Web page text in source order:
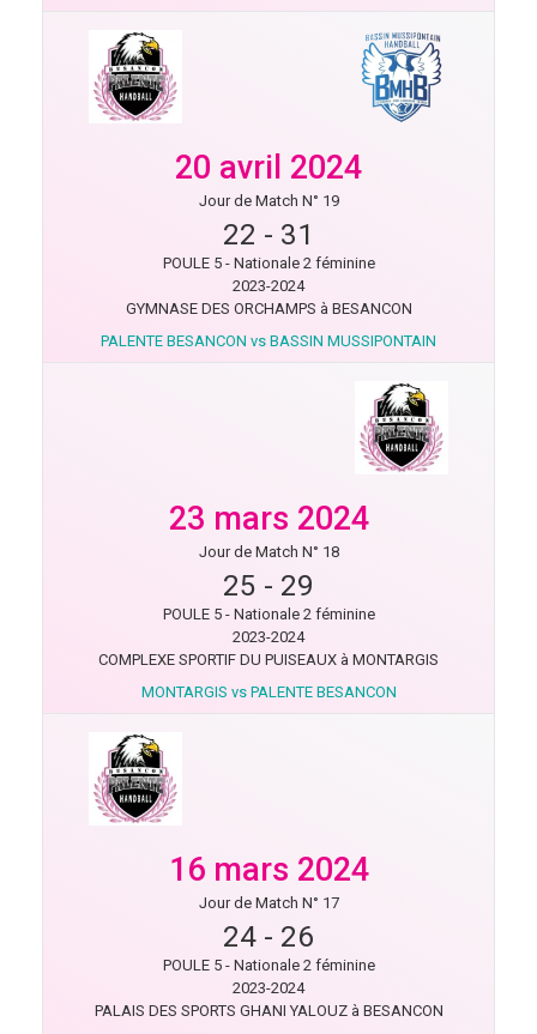
20 avril 2024
Jour de Match N° 19
22 - 31
POULE 5 - Nationale 2 féminine
2023-2024
GYMNASE DES ORCHAMPS à BESANCON
PALENTE BESANCON vs BASSIN MUSSIPONTAIN
23 mars 2024
Jour de Match N° 18
25 - 29
POULE 5 - Nationale 2 féminine
2023-2024
COMPLEXE SPORTIF DU PUISEAUX à MONTARGIS
MONTARGIS vs PALENTE BESANCON
16 mars 2024
Jour de Match N° 17
24 - 26
POULE 5 - Nationale 2 féminine
2023-2024
PALAIS DES SPORTS GHANI YALOUZ à BESANCON